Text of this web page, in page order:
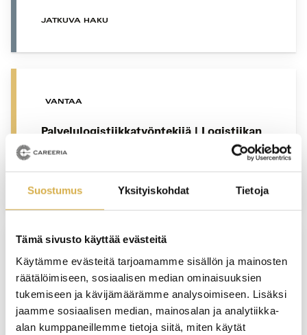
Suostumus Yksityiskohdat Tietoja
Tämä sivusto käyttää evästeitä
Käytämme evästeitä tarjoamamme sisällön ja mainosten
räätälöimiseen, sosiaalisen median ominaisuuksien
tukemiseen ja kävijämäärämme analysoimiseen. Lisäksi
jaamme sosiaalisen median, mainosalan ja analytiikka-
alan kumppaneillemme tietoja siitä, miten käytät
JATKUVA HAKU
VANTAA
Palvelulogistiikkatyöntekijä | Logistiikan
perustutkinto
VANTAA
Vastuullisen matkailun opiskelupolku |
Matkailualan perustutkinto
JATKUVA HAKU